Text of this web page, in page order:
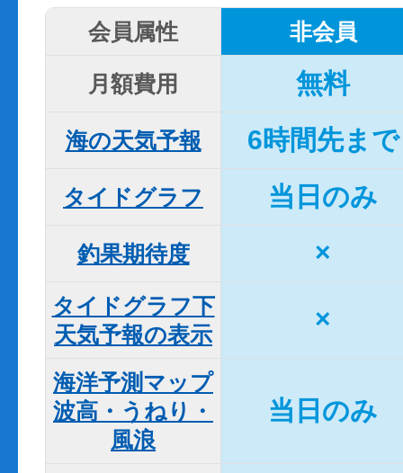
会員属性 非会員
月額費用 無料
海の天気予報 6時間先まで
タイドグラフ 当日のみ
釣果期待度 ×
タイドグラフ下
天気予報の表示
×
海洋予測マップ
波高・うねり・
風浪
当日のみ